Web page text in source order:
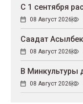
С 1 сентября
08 Август 2026
Саадат
08 Август 2026
В Минкультуры
08 Август 2026